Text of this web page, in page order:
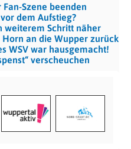
Szene beenden
dem Aufstieg?
weiterem Schritt näher
an die Wupper zurück
WSV war hausgemacht!
verscheuchen